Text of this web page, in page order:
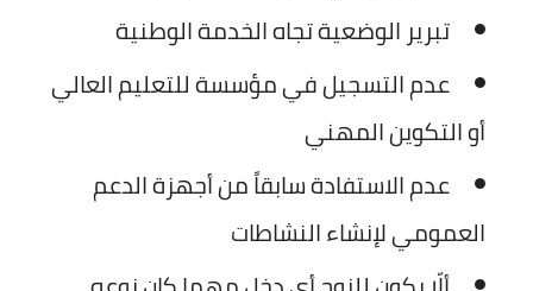
تبرير الوضعية تجاه الخدمة الوطنية
عدم التسجيل في مؤسسة للتعليم العالي
أو التكوين المهني
عدم الاستفادة سابقاً من أجهزة الدعم
العمومي لإنشاء النشاطات